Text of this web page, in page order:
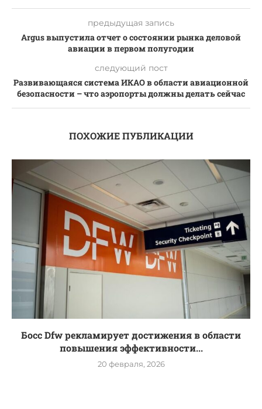
предыдущая запись
Argus выпустила отчет о состоянии рынка деловой
авиации в первом полугодии
следующий пост
Развивающаяся система ИКАО в области авиационной
безопасности – что аэропорты должны делать сейчас
ПОХОЖИЕ ПУБЛИКАЦИИ
Босс Dfw рекламирует достижения в области
повышения эффективности...
20 февраля, 2026